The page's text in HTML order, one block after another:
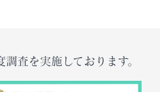
査を実施しております。